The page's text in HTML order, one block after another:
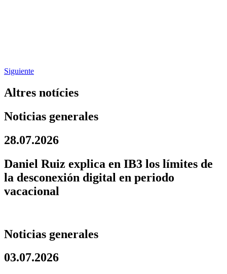
Siguiente
Altres notícies
Noticias generales
28.07.2026
Daniel Ruiz explica en IB3 los límites de
la desconexión digital en periodo
vacacional
Noticias generales
03.07.2026